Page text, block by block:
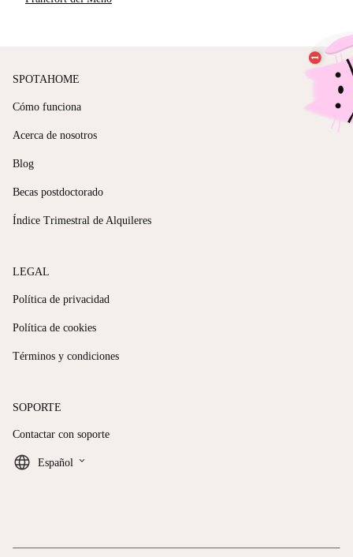
SPOTAHOME
Cómo funciona
Acerca de nosotros
Blog
Becas postdoctorado
Índice Trimestral de Alquileres
LEGAL
Política de privacidad
Política de cookies
Términos y condiciones
SOPORTE
Contactar con soporte
Español keyboard_arrow_down